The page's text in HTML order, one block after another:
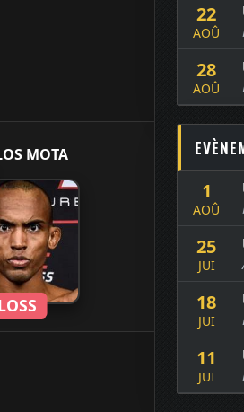
MOTA
22
AOÛ
28
AOÛ
1
AOÛ
25
JUI
18
JUI
11
JUI